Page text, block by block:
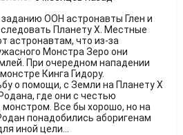
заданию ОOН астронавты Глен и
Планету Х. Местные
астронавтам, что из-за
Монстра Зеро они
При очередном нападении
Кинга Гидору.
о помощи, c Земли на Планету X
где они с честью
Все бы хорошо, но на
понадобились аборигенам
иной цели...